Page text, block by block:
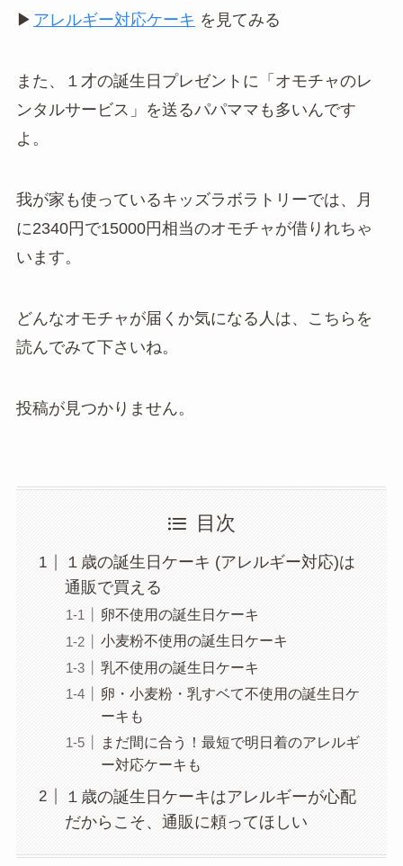
▶︎ アレルギー対応ケーキ を見てみる
また、１才の誕生日プレゼントに「オモチャのレ
ンタルサービス」を送るパパママも多いんです
よ。
我が家も使っているキッズラボラトリーでは、月
に2340円で15000円相当のオモチャが借りれちゃ
います。
どんなオモチャが届くか気になる人は、こちらを
読んでみて下さいね。
投稿が見つかりません。
目次
１歳の誕生日ケーキ (アレルギー対応)は
通販で買える
卵不使用の誕生日ケーキ
小麦粉不使用の誕生日ケーキ
乳不使用の誕生日ケーキ
卵・小麦粉・乳すベて不使用の誕生日ケ
ーキも
まだ間に合う！最短で明日着のアレルギ
ー対応ケーキも
１歳の誕生日ケーキはアレルギーが心配
だからこそ、通販に頼ってほしい